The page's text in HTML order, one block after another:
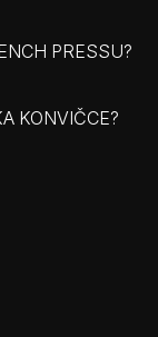
PRESSU?
KONVIČCE?